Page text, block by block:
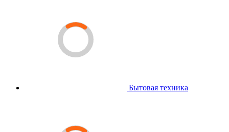
Бытовая техника